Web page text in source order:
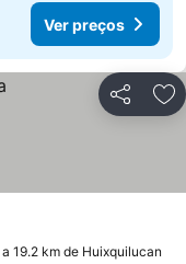
Ver preços
Partilhar
19.2 km de Huixquilucan